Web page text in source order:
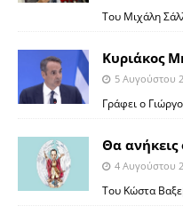
Του Μιχάλη
Κυριάκος
5 Αυγούστου
Γράφει ο
Θα ανήκεις
4 Αυγούστου
Του Κώστα